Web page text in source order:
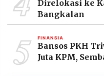
Direlokasi ke
Bangkalan
5 FINANSIA
Bansos PKH
Juta KPM,